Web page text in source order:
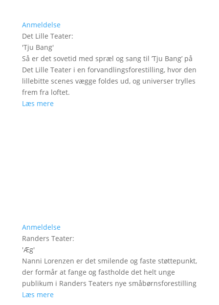
Anmeldelse
Det Lille Teater:
'Tju Bang'
Så er det sovetid med spræl og sang til ’Tju Bang’ på
Det Lille Teater i en forvandlingsforestilling, hvor den
lillebitte scenes vægge foldes ud, og universer trylles
frem fra loftet.
Læs mere
Anmeldelse
Randers Teater:
'Æg'
Nanni Lorenzen er det smilende og faste støttepunkt,
der formår at fange og fastholde det helt unge
publikum i Randers Teaters nye småbørnsforestilling
Læs mere